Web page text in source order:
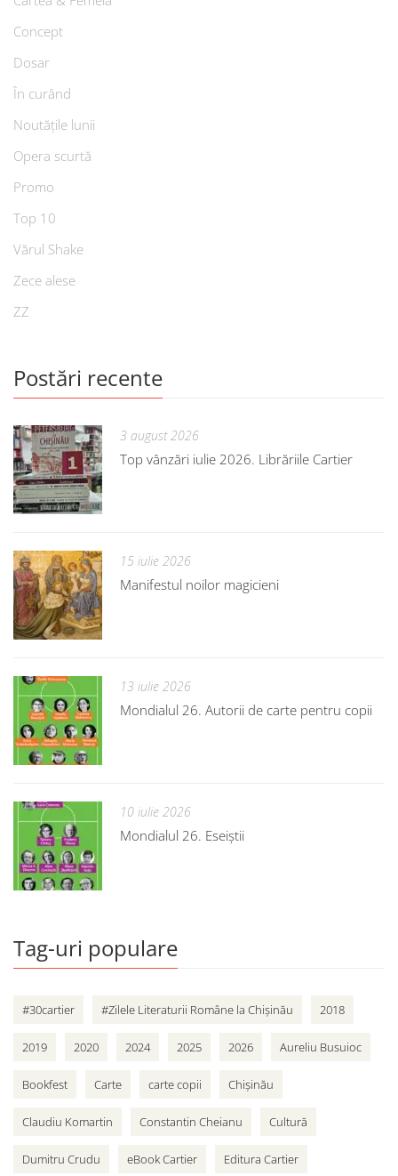
Concept
Dosar
În curând
Noutățile lunii
Opera scurtă
Promo
Top 10
Vărul Shake
Zece alese
ZZ
Postări recente
3 august 2026
Top vânzări iulie 2026. Librăriile Cartier
15 iulie 2026
Manifestul noilor magicieni
13 iulie 2026
Mondialul 26. Autorii de carte pentru copii
10 iulie 2026
Mondialul 26. Eseiștii
Tag-uri populare
#30cartier #Zilele Literaturii Române la Chișinău 2018
2019 2020 2024 2025 2026 Aureliu Busuioc
Bookfest Carte carte copii Chișinău
Claudiu Komartin Constantin Cheianu Cultură
Dumitru Crudu eBook Cartier Editura Cartier